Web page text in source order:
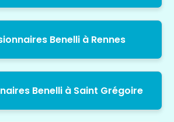
Benelli à Rennes
Benelli à Saint Grégoire